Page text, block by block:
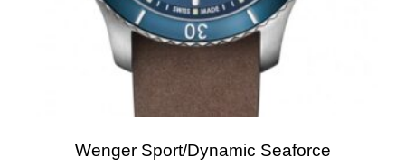
Wenger Sport/Dynamic Seaforce